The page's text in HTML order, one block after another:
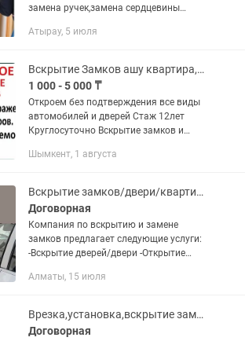
замена ручек,замена сердцевины
повреждения. ЗВОНИТЕ фото видео
Атырау, 5 июля
Вскрытие Замков ашу квартира,авто,сейф,домов
1 000 - 5 000 ₸
Откроем без подтверждения все виды
автомобилей и дверей Стаж 12лет
Круглосуточно Вскрытие замков и
качественно Извлечение сломанных
Шымкент, 1 августа
Вскрытие замков/двери/квартир/авто/машин/медвежатник/замена/установка
Договорная
Компания по вскрытию и замене
замков предлагает следующие услуги:
-Вскрытие дверей/двери -Открытие
авто/автомобилей/машин -Взлом всех
Алматы, 15 июля
Врезка,установка,вскрытие замка, замена сердцевины замков,ремонт дверных
Договорная